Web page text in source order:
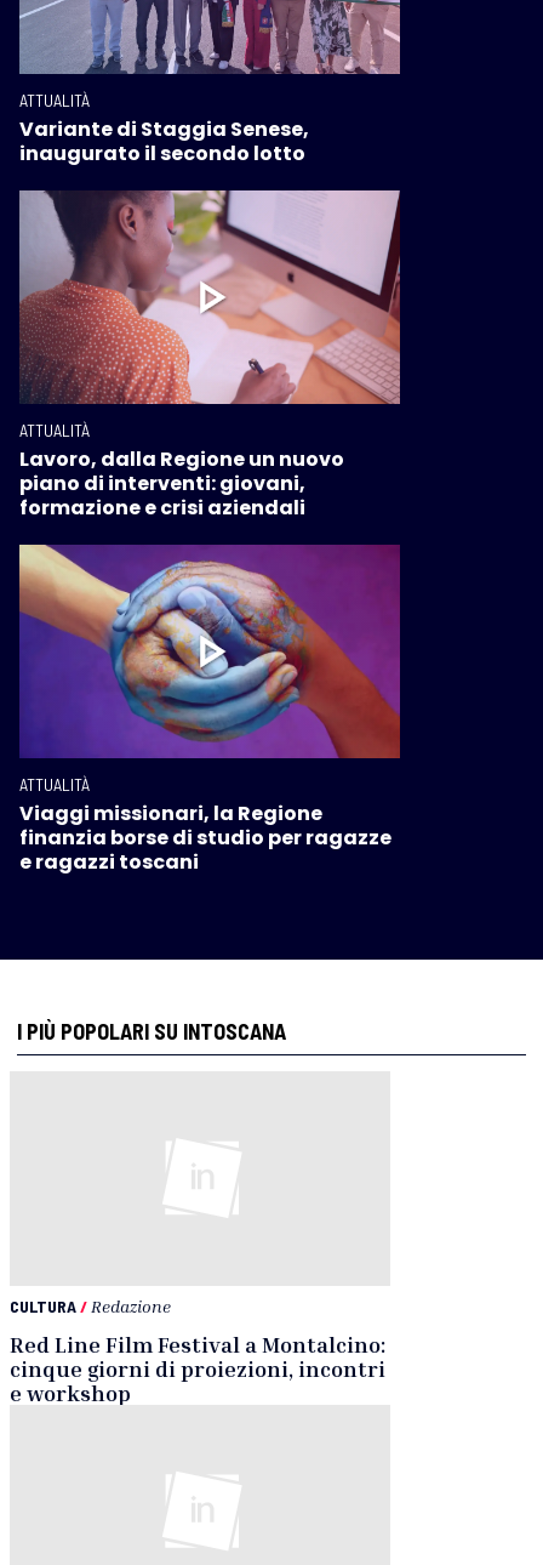
ATTUALITÀ
Variante di Staggia Senese,
inaugurato il secondo lotto
ATTUALITÀ
Lavoro, dalla Regione un nuovo
piano di interventi: giovani,
formazione e crisi aziendali
ATTUALITÀ
Viaggi missionari, la Regione
finanzia borse di studio per ragazze
e ragazzi toscani
I PIÙ POPOLARI SU INTOSCANA
CULTURA/ Redazione
Red Line Film Festival a Montalcino:
cinque giorni di proiezioni, incontri
e workshop